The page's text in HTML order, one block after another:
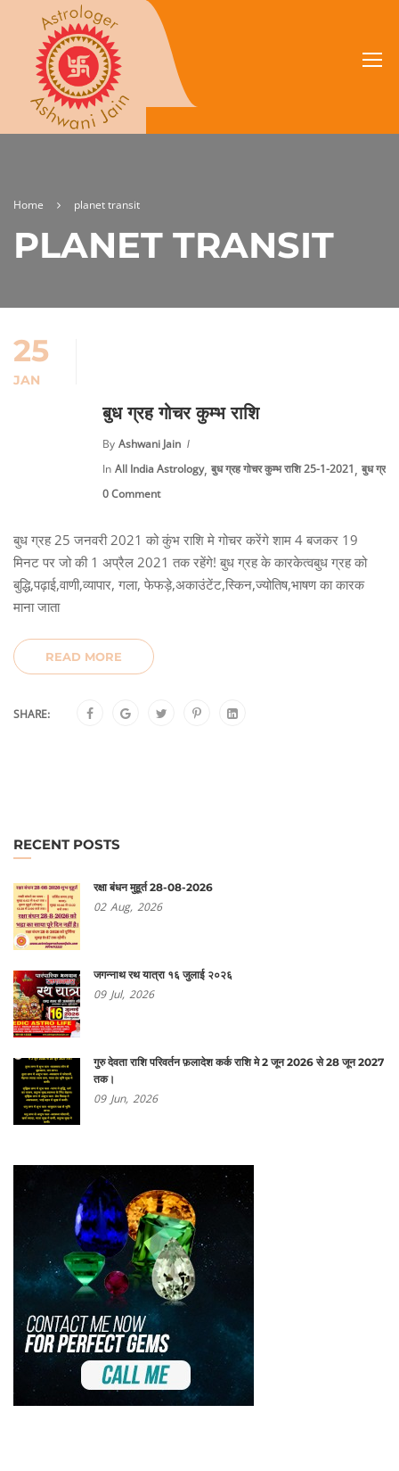
Home planet transit
PLANET TRANSIT
25
JAN
बुध ग्रह गोचर कुम्भ राशि
By Ashwani Jain
In All India Astrology, बुध ग्रह गोचर कुम्भ राशि 25-1-2021, बुध ग्रह
0 Comment
बुध ग्रह 25 जनवरी 2021 को कुंभ राशि मे गोचर करेंगे शाम 4 बजकर 19
मिनट पर जो की 1 अप्रैल 2021 तक रहेंगे! बुध ग्रह के कारकेत्वबुध ग्रह को
बुद्धि,पढ़ाई,वाणी,व्यापार, गला, फेफड़े,अकाउंटेंट,स्किन,ज्योतिष,भाषण का कारक
माना जाता
READ MORE
SHARE:
RECENT POSTS
रक्षा बंधन मुहूर्त 28-08-2026
02 Aug, 2026
जगन्नाथ रथ यात्रा १६ जुलाई २०२६
09 Jul, 2026
गुरु देवता राशि परिवर्तन फ़लादेश कर्क राशि मे 2 जून 2026 से 28 जून 2027
तक।
09 Jun, 2026